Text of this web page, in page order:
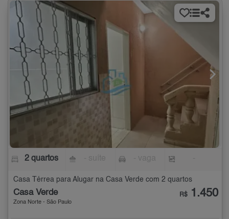
2 quartos
Casa Térrea para Alugar na Casa Verde com 2 quartos
Casa Verde
Zona Norte - São Paulo
R$ 1.450